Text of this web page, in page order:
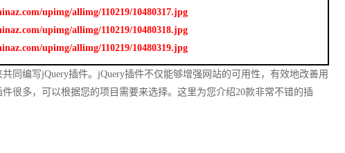
upimg/allimg/110219/10480317.jpg
upimg/allimg/110219/10480318.jpg
upimg/allimg/110219/10480319.jpg
同编写jQuery插件。jQuery插件不仅能够增强网站的可用性，有效地改善用
很多，可以根据您的项目需要来选择。这里为您介绍20款非常不错的插